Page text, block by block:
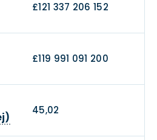
£121 337 206 152
£119 991 091 200
45,02